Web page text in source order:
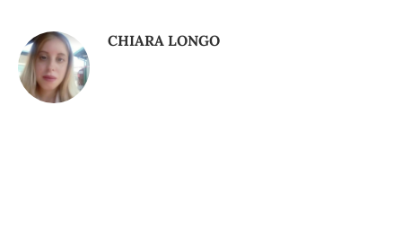
CHIARA LONGO